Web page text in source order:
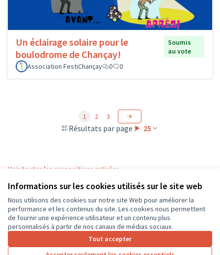
Informations sur les cookies utilisés sur le site web
Nous utilisons des cookies sur notre site Web pour améliorer la
performance et les contenus du site. Les cookies nous permettent
de fournir une expérience utilisateur et un contenu plus
personnalisés à partir de nos canaux de médias sociaux.
Tout accepter
Un éclairage solaire pour le
boulodrome de Chançay!
Soumis
au vote
Association FestiChançay
0 0
Résultats par page : 25
1 2 3
Voir toutes les propositions retirées
Conditions d'utilisation
Paramètres des cookies
CD37 sur X
(Lien externe)
CD37 sur Facebook
CD37 sur Instagram
CD37 sur YouTube
(Lien externe)